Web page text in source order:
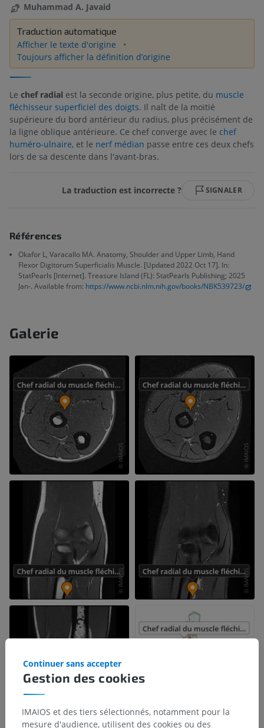
Muhammad A. Javaid
Traduction automatique
Afficher le texte d'origine
Toujours afficher la définition d’origine
Le chef radial est la seconde origine, plus petite, du muscle
fléchisseur superficiel des doigts. Il naît de la moitié
supérieure du bord antérieur du radius, plus précisément de
la ligne oblique antérieure. Ce chef converge avec le chef
huméro-ulnaire, et le nerf médian passe entre ces deux chefs
lors de sa descente dans l'avant-bras.
La traduction est incorrecte ? SIGNALER
Références
Okafor L, Varacallo MA. Anatomy, Shoulder and Upper Limb, Hand
Flexor Digitorum Superficialis Muscle. [Updated 2022 Oct 17]. In:
StatPearls [Internet]. Treasure Island (FL): StatPearls Publishing; 2025
Jan-. Available from: https://www.ncbi.nlm.nih.gov/books/NBK539723/
Galerie
Gestion des cookies
Continuer sans accepter
IMAIOS et des tiers sélectionnés, notamment pour la
mesure d'audience, utilisent des cookies ou des